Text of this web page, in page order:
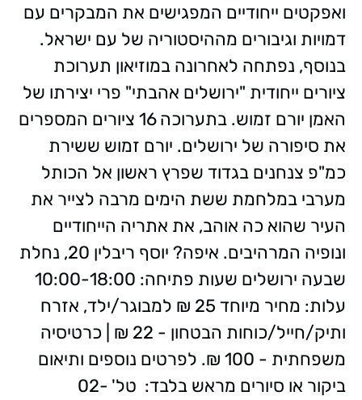
ואפקטים ייחודיים המפגישים את המבקרים עם
דמויות וגיבורים מההיסטוריה של עם ישראל.
בנוסף, נפתחה לאחרונה במוזיאון תערוכת
ציורים ייחודית "ירושלים אהבתי" פרי יצירתו של
האמן יורם זמוש. בתערוכה 16 ציורים המספרים
את סיפורה של ירושלים. יורם זמוש ששירת
כמ"פ צנחנים בגדוד שפרץ ראשון אל הכותל
מערבי במלחמת ששת הימים מרבה לצייר את
העיר שהוא כה אוהב, את אתריה הייחודיים
ונופיה המרהיבים. איפה? יוסף ריבלין 20, נחלת
שבעה ירושלים שעות פתיחה: 10:00-18:00
עלות: מחיר מיוחד 25 ₪ למבוגר/ילד, אזרח
ותיק/חייל/כוחות הבטחון - 22 ₪ | כרטיסיה
משפחתית - 100 ₪. לפרטים נוספים ותיאום
ביקור או סיורים מראש בלבד: טל' 02-